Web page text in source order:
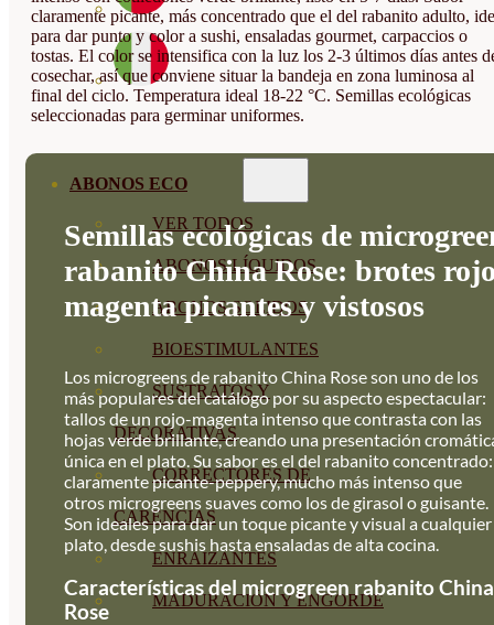
ABONOS ECO
VER TODOS
ABONOS LÍQUIDOS
ABONOS SOLIDOS
BIOESTIMULANTES
SUSTRATOS Y
DECORATIVAS
CORRECTORES DE
CARENCIAS
ENRAIZANTES
MADURACIÓN Y ENGORDE
claramente picante, más concentrado que el del rabanito adulto,
para dar punto y color a sushi, ensaladas gourmet, carpaccios o
tostas. El color se intensifica con la luz los 2-3 últimos días antes
cosechar, así que conviene situar la bandeja en zona luminosa al
final del ciclo. Temperatura ideal 18-22 °C. Semillas ecológicas
seleccionadas para germinar uniformes.
Semillas ecológicas de
rabanito China Rose: brotes
magenta picantes y vistosos
Los microgreens de rabanito China Rose son uno de los
más populares del catálogo por su aspecto espectacular:
tallos de un rojo-magenta intenso que contrasta con las
hojas verde brillante, creando una presentación
única en el plato. Su sabor es el del rabanito concentrado:
claramente picante-peppery, mucho más intenso que
otros microgreens suaves como los de girasol o guisante.
Son ideales para dar un toque picante y visual a cualquier
plato, desde sushis hasta ensaladas de alta cocina.
Características del microgreen rabanito China
Rose